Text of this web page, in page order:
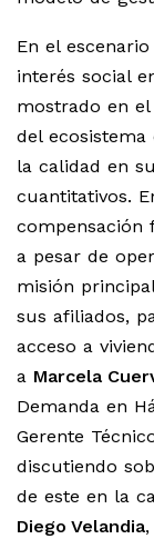
En el
interés social
mostrado en
del
la calidad en
cuantitativos.
compensación
a pesar de
misión
sus afiliados,
acceso a
a Marcela
Demanda en
Gerente
discutiendo
de este en la
Diego Velandia